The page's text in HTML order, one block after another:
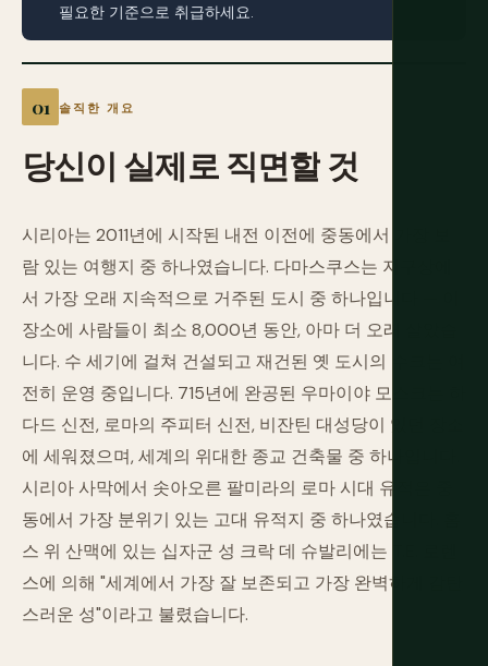
필요한 기준으로 취급하세요.
솔직한 개요
당신이 실제로 직면할것
시리아는 2011년에 시작된 내전 이전에 중동에서 가장 보
람 있는 여행지 중 하나였습니다. 다마스쿠스는 지구상에
서 가장 오래 지속적으로 거주된 도시 중 하나입니다 — 이
장소에 사람들이 최소 8,000년 동안, 아마 더 오래 살았습
니다. 수 세기에 걸쳐 건설되고 재건된 옛 도시의 수크는 여
전히 운영 중입니다. 715년에 완공된 우마이야 모스크는 하
다드 신전, 로마의 주피터 신전, 비잔틴 대성당이 있던 장소
에 세워졌으며, 세계의 위대한 종교 건축물 중 하나입니다.
시리아 사막에서 솟아오른 팔미라의 로마 시대 유적은 중
동에서 가장 분위기 있는 고대 유적지 중 하나였습니다. 홈
스 위 산맥에 있는 십자군 성 크락 데 슈발리에는 T.E. 로렌
스에 의해 "세계에서 가장 잘 보존되고 가장 완벽하게 감탄
스러운 성"이라고 불렸습니다.